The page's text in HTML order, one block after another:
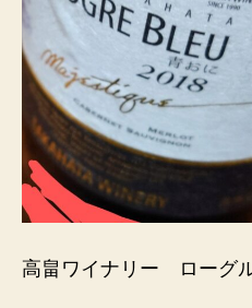
高畠ワイナリー ローグ